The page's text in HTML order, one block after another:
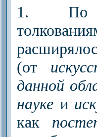
1. По
(от
данной
науке и
как